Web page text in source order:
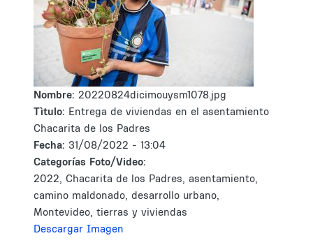
Nombre: 20220824dicimouysm1078.jpg
Tìtulo: Entrega de viviendas en el asentamiento
Chacarita de los Padres
Fecha: 31/08/2022 - 13:04
Categorías Foto/Video:
2022, Chacarita de los Padres, asentamiento,
camino maldonado, desarrollo urbano,
Montevideo, tierras y viviendas
Descargar Imagen